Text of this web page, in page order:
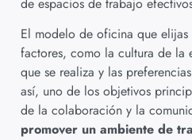
El modelo de oficina que
factores, como la cultura de la
que se realiza y las
así, uno de los objetivos
de la colaboración y la
promover un ambiente de